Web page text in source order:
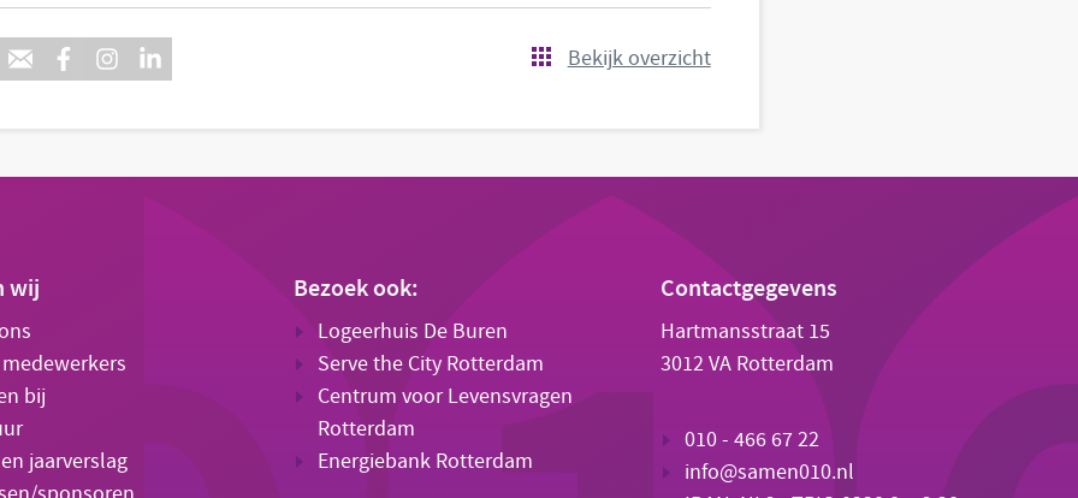
Bekijk overzicht
wij
bij
jaarverslag
Bezoek ook:
Logeerhuis De Buren
Serve the City Rotterdam
Centrum voor Levensvragen
Rotterdam
Energiebank Rotterdam
Contactgegevens
Hartmansstraat 15
3012 VA Rotterdam
010 - 466 67 22
info@samen010.nl